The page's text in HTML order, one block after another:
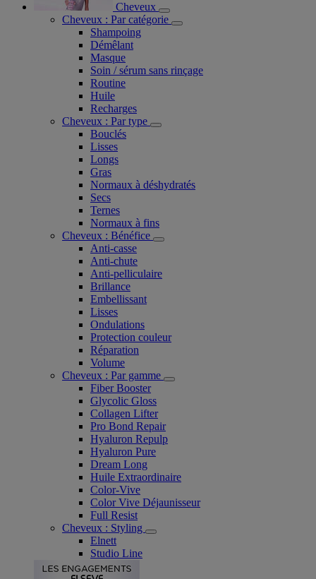
Cheveux
Cheveux : Par catégorie
Shampoing
Démêlant
Masque
Soin / sérum sans rinçage
Routine
Huile
Recharges
Cheveux : Par type
Bouclés
Lisses
Longs
Gras
Normaux à déshydratés
Secs
Ternes
Normaux à fins
Cheveux : Bénéfice
Anti-casse
Anti-chute
Anti-pelliculaire​
Brillance
Embellissant
Lisses
Ondulations
Protection couleur​
Réparation
Volume
Cheveux : Par gamme
Fiber Booster
Glycolic Gloss
Collagen Lifter
Pro Bond Repair
Hyaluron Repulp
Hyaluron Pure
Dream Long
Huile Extraordinaire
Color-Vive
Color Vive Déjaunisseur
Full Resist
Cheveux : Styling
Elnett
Studio Line